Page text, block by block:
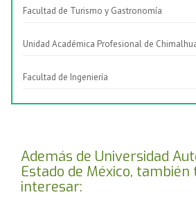
Facultad de Turismo y Gastronomía
Unidad Académica Profesional de
Facultad de Ingeniería
Además de Universidad
Estado de México, también
interesar: